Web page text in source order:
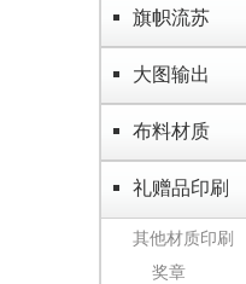
旗帜流苏
大图输出
布料材质
礼赠品印刷
其他材质印刷
奖章